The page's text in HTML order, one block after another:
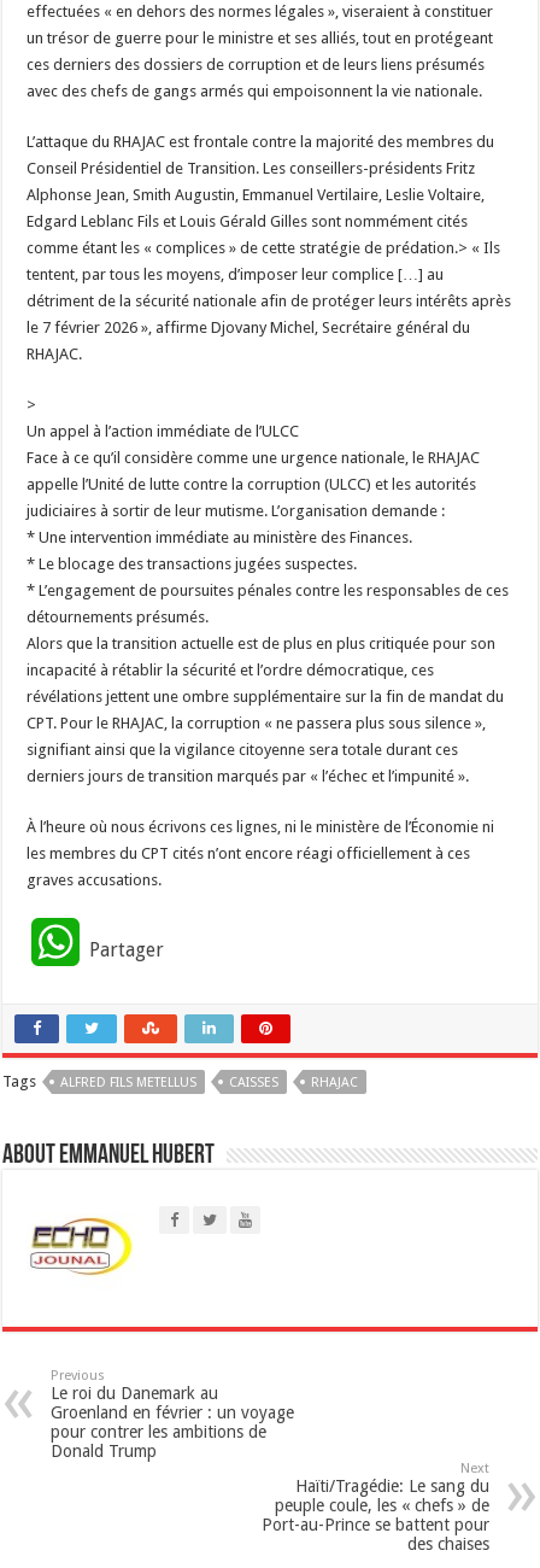
effectuées « en dehors des normes légales », viseraient à constituer
un trésor de guerre pour le ministre et ses alliés, tout en protégeant
ces derniers des dossiers de corruption et de leurs liens présumés
avec des chefs de gangs armés qui empoisonnent la vie nationale.
L’attaque du RHAJAC est frontale contre la majorité des membres du
Conseil Présidentiel de Transition. Les conseillers-présidents Fritz
Alphonse Jean, Smith Augustin, Emmanuel Vertilaire, Leslie Voltaire,
Edgard Leblanc Fils et Louis Gérald Gilles sont nommément cités
comme étant les « complices » de cette stratégie de prédation.> « Ils
tentent, par tous les moyens, d’imposer leur complice […] au
détriment de la sécurité nationale afin de protéger leurs intérêts après
le 7 février 2026 », affirme Djovany Michel, Secrétaire général du
RHAJAC.
>
Un appel à l’action immédiate de l’ULCC
Face à ce qu’il considère comme une urgence nationale, le RHAJAC
appelle l’Unité de lutte contre la corruption (ULCC) et les autorités
judiciaires à sortir de leur mutisme. L’organisation demande :
* Une intervention immédiate au ministère des Finances.
* Le blocage des transactions jugées suspectes.
* L’engagement de poursuites pénales contre les responsables de ces
détournements présumés.
Alors que la transition actuelle est de plus en plus critiquée pour son
incapacité à rétablir la sécurité et l’ordre démocratique, ces
révélations jettent une ombre supplémentaire sur la fin de mandat du
CPT. Pour le RHAJAC, la corruption « ne passera plus sous silence »,
signifiant ainsi que la vigilance citoyenne sera totale durant ces
derniers jours de transition marqués par « l’échec et l’impunité ».
À l’heure où nous écrivons ces lignes, ni le ministère de l’Économie ni
les membres du CPT cités n’ont encore réagi officiellement à ces
graves accusations.
W
a
t
p
p
Partager
Tags ALFRED FILS METELLUS CAISSES RHAJAC
About Emmanuel Hubert
Previous
Le roi du Danemark au
Groenland en février : un voyage
pour contrer les ambitions de
Donald Trump
Next
Haïti/Tragédie: Le sang du
peuple coule, les « chefs » de
Port-au-Prince se battent pour
des chaises